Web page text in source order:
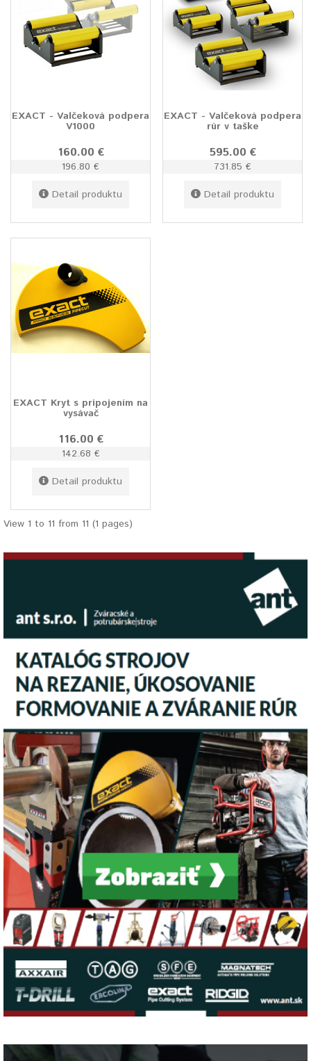
EXACT - Valčeková podpera
V1000
160.00 €
196.80 €
Detail produktu
EXACT - Valčeková podpera
rúr v taške
595.00 €
731.85 €
Detail produktu
EXACT Kryt s pripojením na
vysávač
116.00 €
142.68 €
Detail produktu
View 1 to 11 from 11 (1 pages)